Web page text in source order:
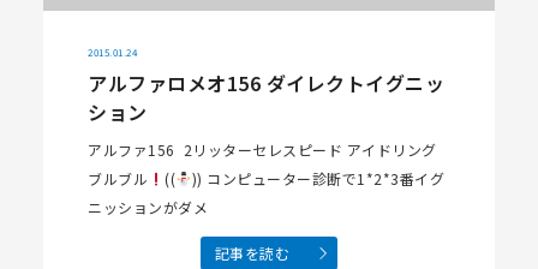
2015.01.24
アルファロメオ156 ダイレクトイグニッ
ション
アルファ156 2リッターセレスピード アイドリング
ブルブル
((
)) コンピューター診断で1*2*3番イグ
ニッションがダメ
記事を読む